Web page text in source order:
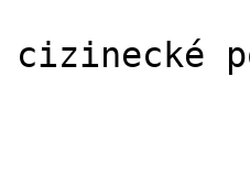
cizinecké